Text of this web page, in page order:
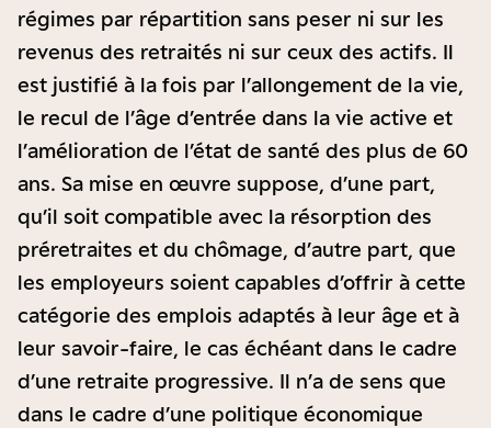
régimes par répartition sans peser ni sur les
revenus des retraités ni sur ceux des actifs. Il
est justifié à la fois par l’allongement de la vie,
le recul de l’âge d’entrée dans la vie active et
l’amélioration de l’état de santé des plus de 60
ans. Sa mise en œuvre suppose, d’une part,
qu’il soit compatible avec la résorption des
préretraites et du chômage, d’autre part, que
les employeurs soient capables d’offrir à cette
catégorie des emplois adaptés à leur âge et à
leur savoir-faire, le cas échéant dans le cadre
d’une retraite progressive. Il n’a de sens que
dans le cadre d’une politique économique